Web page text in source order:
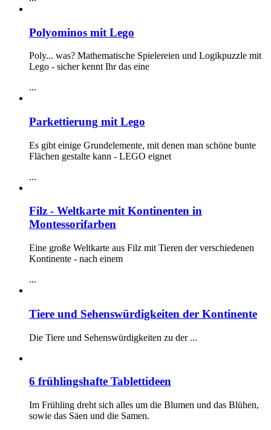
Polyominos mit Lego
Poly... was? Mathematische Spielereien und Logikpuzzle mit
Lego - sicher kennt Ihr das eine
...
Parkettierung mit Lego
Es gibt einige Grundelemente, mit denen man schöne bunte
Flächen gestalte kann - LEGO eignet
...
Filz - Weltkarte mit Kontinenten in
Montessorifarben
Eine große Weltkarte aus Filz mit Tieren der verschiedenen
Kontinente - nach einem
...
Tiere und Sehenswürdigkeiten der Kontinente
Die Tiere und Sehenswürdigkeiten zu der ...
6 frühlingshafte Tablettideen
Im Frühling dreht sich alles um die Blumen und das Blühen,
sowie das Säen und die Samen.